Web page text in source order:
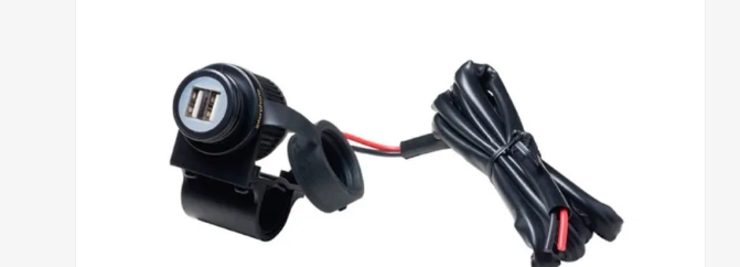
10º BOTAS